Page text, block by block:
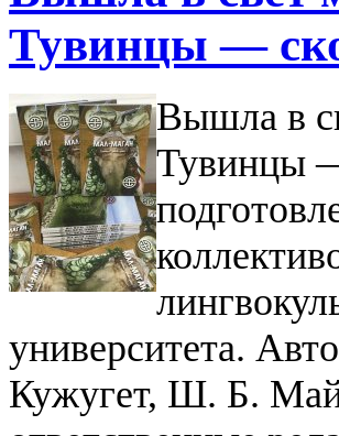
Тувинцы —
Вышла в
Тувинцы
университета.
Кужугет, Ш. Б.